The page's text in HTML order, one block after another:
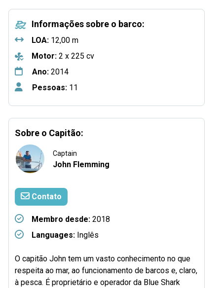
Informações sobre o barco:
LOA: 12,00 m
Motor: 2 x 225 cv
Ano: 2014
Pessoas: 11
Sobre o Capitão:
Captain
John Flemming
Contato
Membro desde: 2018
Languages: Inglês
O capitão John tem um vasto conhecimento no que
respeita ao mar, ao funcionamento de barcos e, claro,
à pesca. É proprietário e operador da Blue Shark